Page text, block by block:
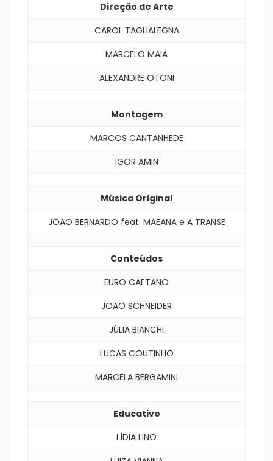
Direção de Arte
CAROL TAGLIALEGNA
MARCELO MAIA
ALEXANDRE OTONI
Montagem
MARCOS CANTANHEDE
IGOR AMIN
Música Original
JOÃO BERNARDO feat. MÃEANA e A TRANSE
Conteúdos
EURO CAETANO
JOÃO SCHNEIDER
JÚLIA BIANCHI
LUCAS COUTINHO
MARCELA BERGAMINI
Educativo
LÍDIA LINO